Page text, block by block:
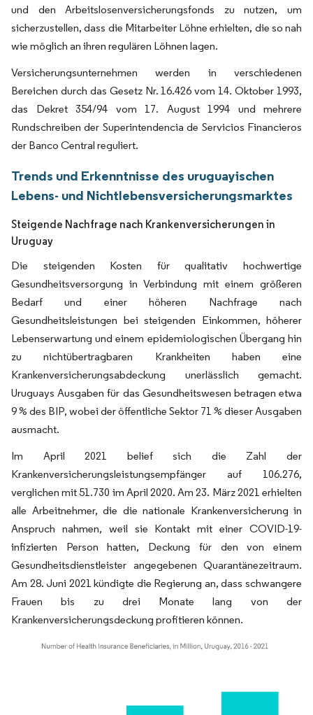
und den Arbeitslosenversicherungsfonds zu nutzen, um
sicherzustellen, dass die Mitarbeiter Löhne erhielten, die so nah
wie möglich an ihren regulären Löhnen lagen.
Versicherungsunternehmen werden in verschiedenen
Bereichen durch das Gesetz Nr. 16.426 vom 14. Oktober 1993,
das Dekret 354/94 vom 17. August 1994 und mehrere
Rundschreiben der Superintendencia de Servicios Financieros
der Banco Central reguliert.
Trends und Erkenntnisse des uruguayischen
Lebens- und Nichtlebensversicherungsmarktes
Steigende Nachfrage nach Krankenversicherungen in
Uruguay
Die steigenden Kosten für qualitativ hochwertige
Gesundheitsversorgung in Verbindung mit einem größeren
Bedarf und einer höheren Nachfrage nach
Gesundheitsleistungen bei steigenden Einkommen, höherer
Lebenserwartung und einem epidemiologischen Übergang hin
zu nichtübertragbaren Krankheiten haben eine
Krankenversicherungsabdeckung unerlässlich gemacht.
Uruguays Ausgaben für das Gesundheitswesen betragen etwa
9 % des BIP, wobei der öffentliche Sektor 71 % dieser Ausgaben
ausmacht.
Im April 2021 belief sich die Zahl der
Krankenversicherungsleistungsempfänger auf 106.276,
verglichen mit 51.730 im April 2020. Am 23. März 2021 erhielten
alle Arbeitnehmer, die die nationale Krankenversicherung in
Anspruch nahmen, weil sie Kontakt mit einer COVID-19-
infizierten Person hatten, Deckung für den von einem
Gesundheitsdienstleister angegebenen Quarantänezeitraum.
Am 28. Juni 2021 kündigte die Regierung an, dass schwangere
Frauen bis zu drei Monate lang von der
Krankenversicherungsdeckung profitieren können.